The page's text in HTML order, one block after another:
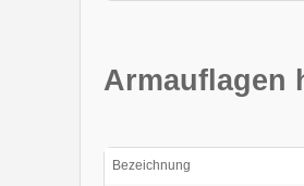
Armauflagen
Bezeichnung